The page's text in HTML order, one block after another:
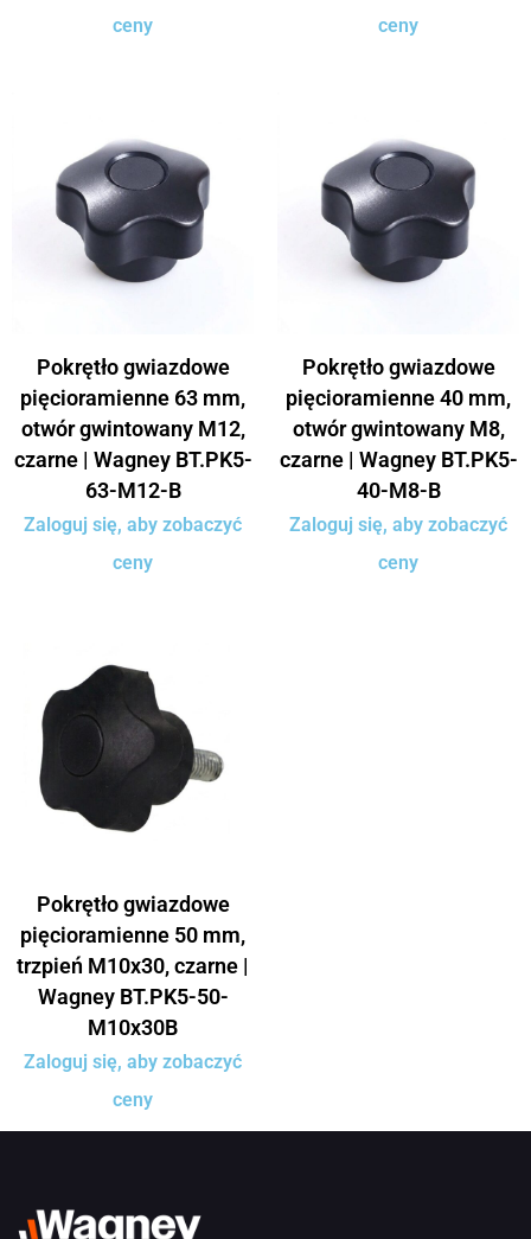
ceny
ceny
Pokrętło gwiazdowe
pięcioramienne 63 mm,
otwór gwintowany M12,
czarne | Wagney BT.PK5-
63-M12-B
Zaloguj się, aby zobaczyć
ceny
Pokrętło gwiazdowe
pięcioramienne 40 mm,
otwór gwintowany M8,
czarne | Wagney BT.PK5-
40-M8-B
Zaloguj się, aby zobaczyć
ceny
Pokrętło gwiazdowe
pięcioramienne 50 mm,
trzpień M10x30, czarne |
Wagney BT.PK5-50-
M10x30B
Zaloguj się, aby zobaczyć
ceny